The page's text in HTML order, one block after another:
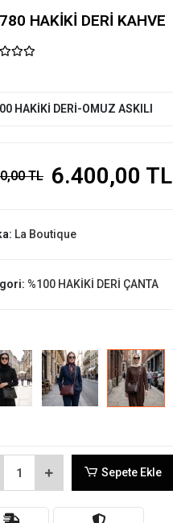
HAKİKİ DERİ KAHVE
HAKİKİ DERİ-OMUZ ASKILI
TL 6.400,00 TL
La Boutique
%100 HAKİKİ DERİ ÇANTA
Sepete Ekle